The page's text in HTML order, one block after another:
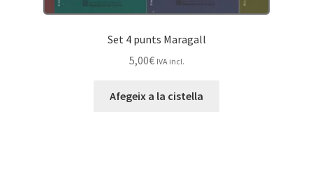
Set 4 punts Maragall
5,00€ IVA incl.
Afegeix a la cistella